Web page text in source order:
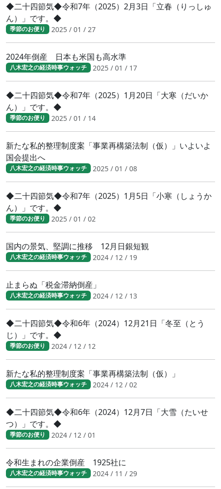
◆二十四節気◆令和7年（2025）2月3日「立春（りっしゅ
ん）」です。◆
季節のお便り 2025 / 01 / 27
2024年倒産 日本も米国も高水準
八木宏之の経済時事ウォッチ 2025 / 01 / 17
◆二十四節気◆令和7年（2025）1月20日「大寒（だいか
ん）」です。◆
季節のお便り 2025 / 01 / 14
新たな私的整理制度案「事業再構築法制（仮）」いよいよ
国会提出へ
八木宏之の経済時事ウォッチ 2025 / 01 / 08
◆二十四節気◆令和7年（2025）1月5日「小寒（しょうか
ん）」です。◆
季節のお便り 2025 / 01 / 02
国内の景気、堅調に推移 12月日銀短観
八木宏之の経済時事ウォッチ 2024 / 12 / 19
止まらぬ「税金滞納倒産」
八木宏之の経済時事ウォッチ 2024 / 12 / 13
◆二十四節気◆令和6年（2024）12月21日「冬至（とう
じ）」です。◆
季節のお便り 2024 / 12 / 12
新たな私的整理制度案「事業再構築法制（仮）」
八木宏之の経済時事ウォッチ 2024 / 12 / 02
◆二十四節気◆令和6年（2024）12月7日「大雪（たいせ
つ）」です。◆
季節のお便り 2024 / 12 / 01
令和生まれの企業倒産 1925社に
八木宏之の経済時事ウォッチ 2024 / 11 / 29